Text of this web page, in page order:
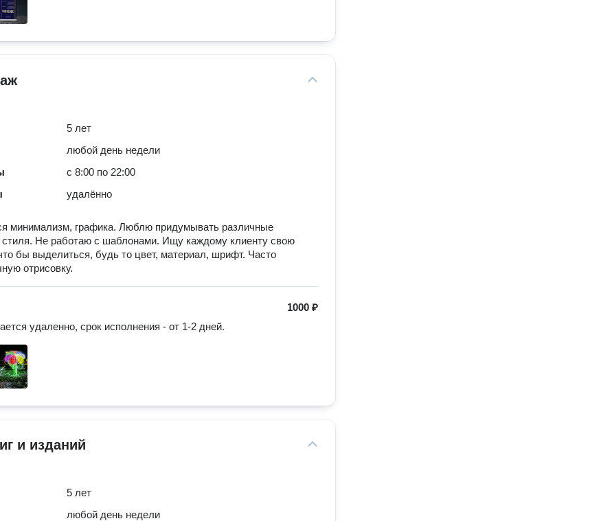
5 лет
любой день недели
с 8:00 по 22:00
удалённо
минимализм, графика. Люблю придумывать различные
Не работаю с шаблонами. Ищу каждому клиенту свою
бы выделиться, будь то цвет, материал, шрифт. Часто
отрисовку.
1000 ₽
удаленно, срок исполнения - от 1-2 дней.
и изданий
5 лет
любой день недели